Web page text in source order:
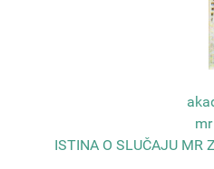
ISTINA O SLUČAJU MR